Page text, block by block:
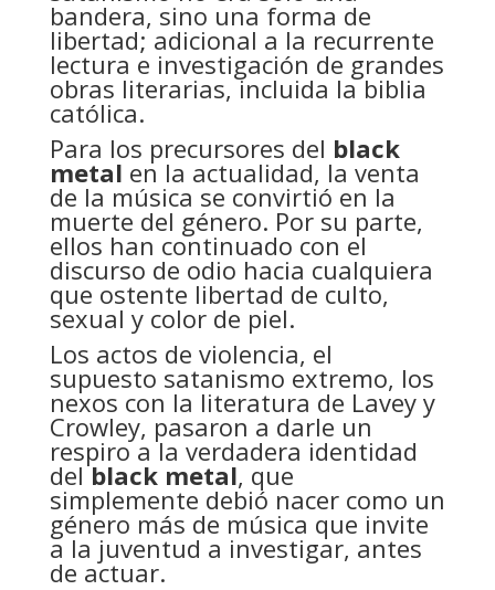
bandera, sino una forma de
libertad; adicional a la recurrente
lectura e investigación de grandes
obras literarias, incluida la biblia
católica.
Para los precursores del black
metal en la actualidad, la venta
de la música se convirtió en la
muerte del género. Por su parte,
ellos han continuado con el
discurso de odio hacia cualquiera
que ostente libertad de culto,
sexual y color de piel.
Los actos de violencia, el
supuesto satanismo extremo, los
nexos con la literatura de Lavey y
Crowley, pasaron a darle un
respiro a la verdadera identidad
delblack metal, que
simplemente debió nacer como un
género más de música que invite
a la juventud a investigar, antes
de actuar.